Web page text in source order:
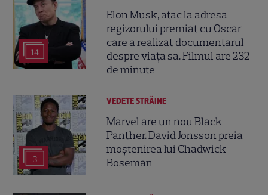
14
Elon Musk, atac la adresa
regizorului premiat cu Oscar
care a realizat documentarul
despre viața sa. Filmul are 232
de minute
3
VEDETE STRĂINE
Marvel are un nou Black
Panther. David Jonsson preia
moștenirea lui Chadwick
Boseman